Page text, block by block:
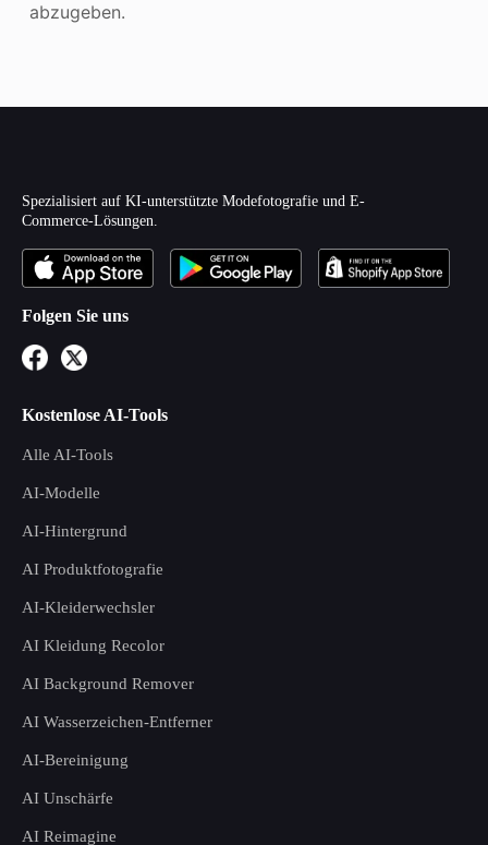
abzugeben.
Spezialisiert auf KI-unterstützte Modefotografie und E-
Commerce-Lösungen.
Folgen Sie uns
Kostenlose AI-Tools
Alle AI-Tools
AI-Modelle
AI-Hintergrund
AI Produktfotografie
AI-Kleiderwechsler
AI Kleidung Recolor
AI Background Remover
AI Wasserzeichen-Entferner
AI-Bereinigung
AI Unschärfe
AI Reimagine